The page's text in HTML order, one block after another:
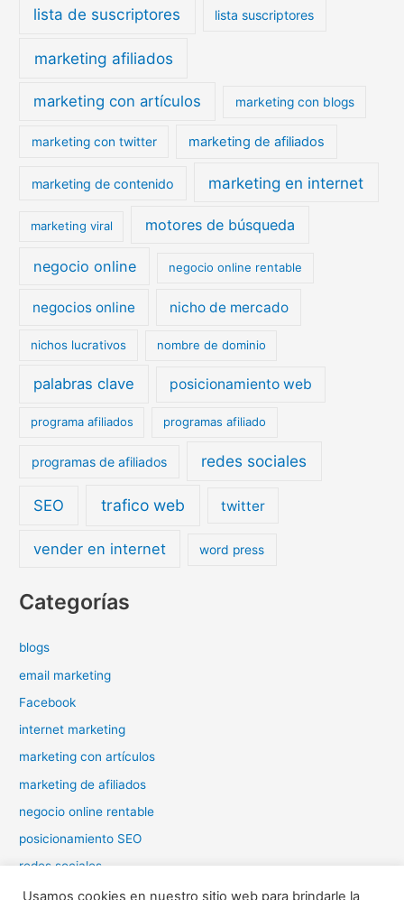
lista de suscriptores lista suscriptores
marketing afiliados
marketing con artículos marketing con blogs
marketing con twitter marketing de afiliados
marketing de contenido marketing en internet
marketing viral motores de búsqueda
negocio online negocio online rentable
negocios online nicho de mercado
nichos lucrativos nombre de dominio
palabras clave posicionamiento web
programa afiliados programas afiliado
programas de afiliados redes sociales
SEO trafico web twitter
vender en internet word press
Categorías
blogs
email marketing
Facebook
internet marketing
marketing con artículos
marketing de afiliados
negocio online rentable
posicionamiento SEO
redes sociales
tráfico web
Usamos cookies en nuestro sitio web para brindarle la